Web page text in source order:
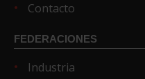
Contacto
FEDERACIONES
Industria